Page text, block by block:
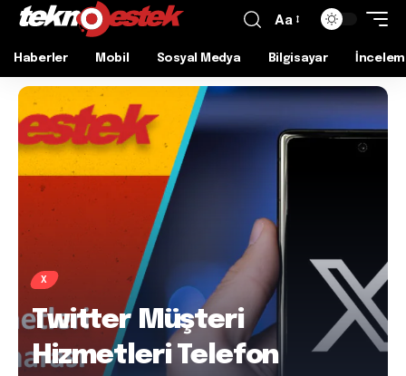
Aa
Haberler Mobil Sosyal Medya Bilgisayar
X
Twitter Müşteri
Hizmetleri Telefon